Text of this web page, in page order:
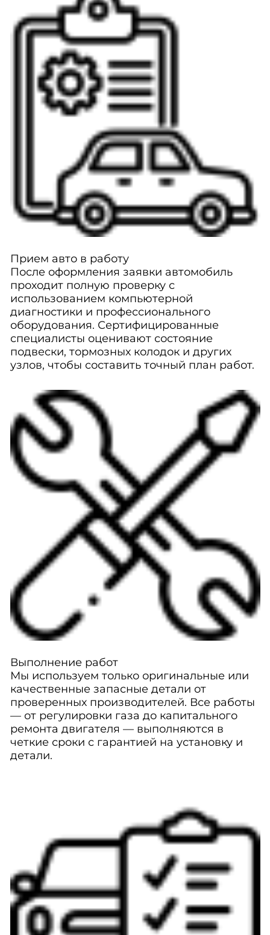
Прием авто в работу
После оформления заявки автомобиль
проходит полную проверку с
использованием компьютерной
диагностики и профессионального
оборудования. Сертифицированные
специалисты оценивают состояние
подвески, тормозных колодок и других
узлов, чтобы составить точный план работ.
Выполнение работ
Мы используем только оригинальные или
качественные запасные детали от
проверенных производителей. Все работы
— от регулировки газа до капитального
ремонта двигателя — выполняются в
четкие сроки с гарантией на установку и
детали.